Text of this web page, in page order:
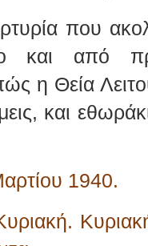
που
και από
η Θεία
και
1940.